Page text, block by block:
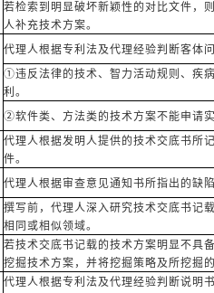
若检索到明显破坏新颖性的对比文件，
人补充技术方案。
代理人根据专利法及代理经验判断客体
①违反法律的技术、智力活动规则、疾
利。
②软件类、方法类的技术方案不能申请
代理人根据发明人提供的技术交底书所
件。
代理人根据审查意见通知书所指出的缺
撰写前，代理人深入研究技术交底书记
相同或相似领域。
若技术交底书记载的技术方案明显不具
挖掘技术方案，并将挖掘策略及所挖掘
代理人根据专利法及代理经验判断说明